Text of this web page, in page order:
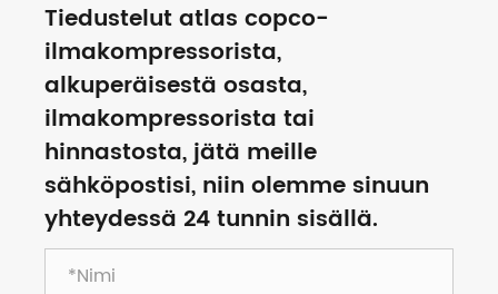
Tiedustelut atlas copco-
ilmakompressorista,
alkuperäisestä osasta,
ilmakompressorista tai
hinnastosta, jätä meille
sähköpostisi, niin olemme sinuun
yhteydessä 24 tunnin sisällä.